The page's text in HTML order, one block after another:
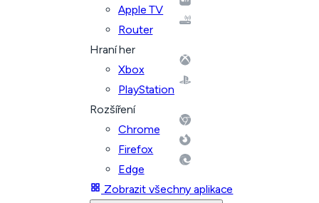
Apple TV
Router
Hraní her
Xbox
PlayStation
Rozšíření
Chrome
Firefox
Edge
Zobrazit všechny aplikace